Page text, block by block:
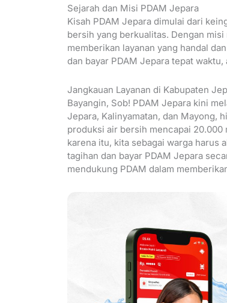
Sejarah dan Misi PDAM Jepara
Kisah PDAM Jepara dimulai dari
bersih yang berkualitas. Dengan
memberikan layanan yang handal
dan bayar PDAM Jepara tepat
Jangkauan Layanan di Kabupaten
Bayangin, Sob! PDAM Jepara kini
Jepara, Kalinyamatan, dan Mayong,
produksi air bersih mencapai 20.000
karena itu, kita sebagai warga harus
tagihan dan bayar PDAM Jepara
mendukung PDAM dalam